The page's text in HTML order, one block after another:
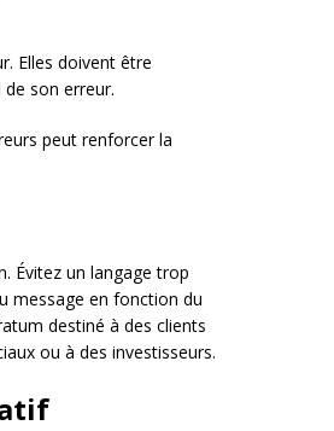
Elles doivent être
son erreur.
peut renforcer la
Évitez un langage trop
message en fonction du
destiné à des clients
ou à des investisseurs.